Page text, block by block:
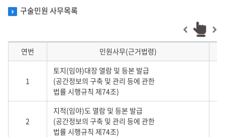
구술민원 사무목록
연번 민원사무(근거법령)
1
토지(임야)대장 열람 및 등본 발급
(공간정보의 구축 및 관리 등에 관한
법률 시행규칙 제74조)
2
지적(임야)도 열람 및 등본 발급
(공간정보의 구축 및 관리 등에 관한
법률 시행규칙 제74조)